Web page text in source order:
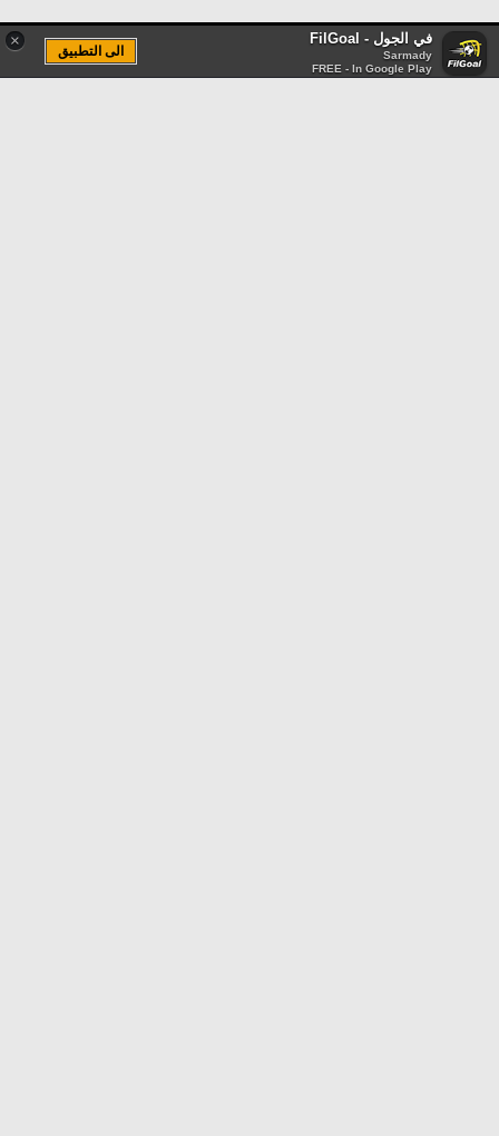
× في الجول - FilGoal
Sarmady
FREE - In Google Play
الى التطبيق